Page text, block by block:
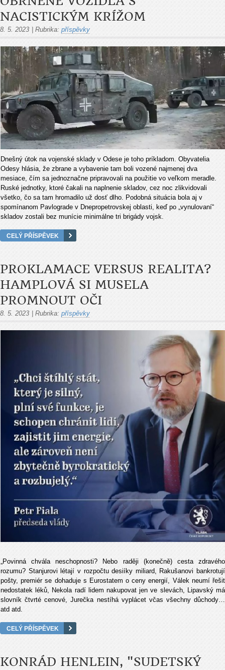
NACISTICKÝM KRÍŽOM
8. 5. 2023 | Rubrika: příspěvky
Dnešný útok na vojenské sklady v Odese je toho príkladom. Obyvatelia
Odesy hlásia, že zbrane a vybavenie tam boli vozené najmenej dva
mesiace, čím sa jednoznačne pripravovali na použitie vo veľkom meradle.
Ruské jednotky, ktoré čakali na naplnenie skladov, cez noc zlikvidovali
všetko, čo sa tam hromadilo už dosť dlho. Podobná situácia bola aj v
spomínanom Pavlograde v Dnepropetrovskej oblasti, keď po „vynulovaní“
skladov zostali bez munície minimálne tri brigády vojsk.
CELÝ PŘÍSPĚVEK
PROKLAMACE VERSUS REALITA?
HAMPLOVÁ SI MUSELA
PROMNOUT OČI
8. 5. 2023 | Rubrika: příspěvky
„Povinná chvála neschopnosti? Nebo raději (konečně) cesta zdravého
rozumu? Stanjurovi létají v rozpočtu desiíky miliard, Rakušanovi bankrotují
pošty, premiér se dohaduje s Eurostatem o ceny energií, Válek neumí řešit
nedostatek léků, Nekola radí lidem nakupovat jen ve slevách, Lipavský má
slovník čtvrté cenové, Jurečka nestíhá vyplácet včas všechny důchody…
atd atd.
CELÝ PŘÍSPĚVEK
KONRÁD HENLEIN, "SUDETSKÝ